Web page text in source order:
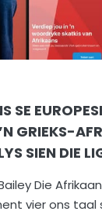
SE
GRIEKS-
SIEN DIE
Die
vier ons taal